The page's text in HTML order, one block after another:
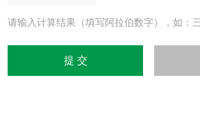
请输入计算结果（填写阿拉伯数字），如：